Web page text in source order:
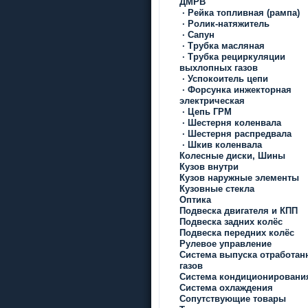
· Рейка топливная (рампа)
· Ролик-натяжитель
· Сапун
· Трубка масляная
· Трубка рециркуляции
выхлопных газов
· Успокоитель цепи
· Форсунка инжекторная
электрическая
· Цепь ГРМ
· Шестерня коленвала
· Шестерня распредвала
· Шкив коленвала
Колесные диски, Шины
Кузов внутри
Кузов наружные элементы
Кузовные стекла
Оптика
Подвеска двигателя и КПП
Подвеска задних колёс
Подвеска передних колёс
Рулевое управление
Система выпуска
газов
Система
Система охлаждения
Сопутствующие товары